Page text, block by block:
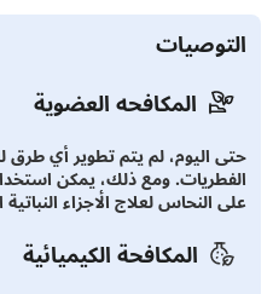
المكافحه العضوية
اليوم، لم يتم تطوير أي طرق
ومع ذلك، يمكن استخدام
النحاس لعلاج الأجزاء النباتية
المكافحة الكيميائية